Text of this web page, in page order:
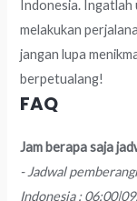
Indonesia. Ingatlah
melakukan
jangan lupa
berpetualang!
FAQ
Jam berapa saja
- Jadwal
Indonesia :